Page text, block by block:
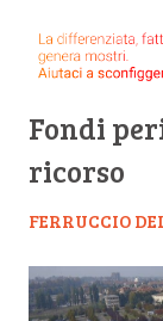
Fondi
ricorso
FERRUCCIO